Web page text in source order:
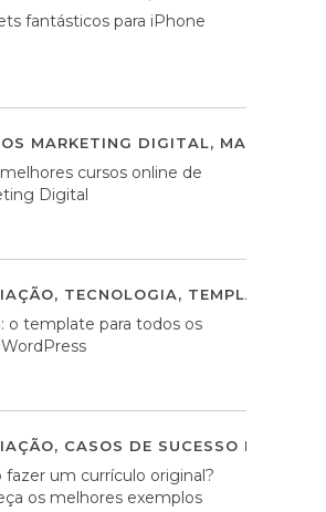
fantásticos para iPhone
MARKETING DIGITAL,
melhores cursos online de
Digital
, TECNOLOGIA, TEMPLATES
o template para todos os
, CASOS DE SUCESSO DE
fazer um currículo original?
os melhores exemplos